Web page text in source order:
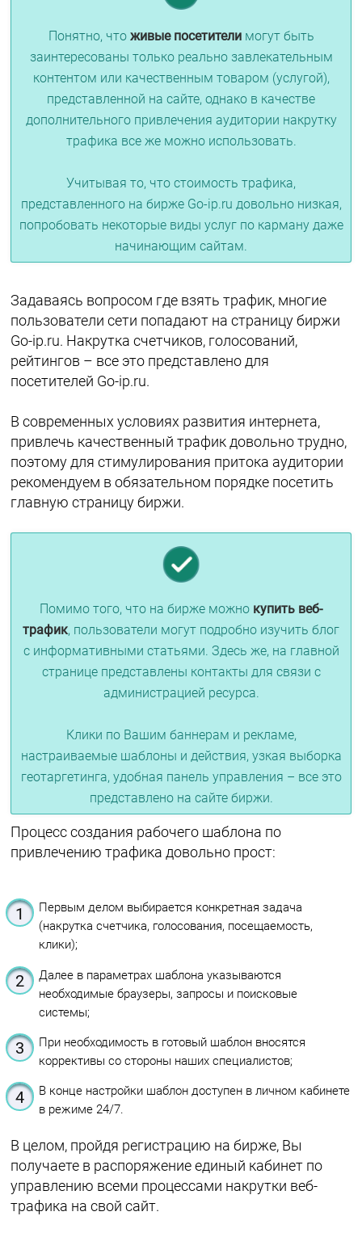
Понятно, что живые посетителимогут быть
заинтересованы только реально завлекательным
контентом или качественным товаром (услугой),
представленной на сайте, однако в качестве
дополнительного привлечения аудитории накрутку
трафика все же можно использовать.
Учитывая то, что стоимость трафика,
представленного на бирже Go-ip.ru довольно низкая,
попробовать некоторые виды услуг по карману даже
начинающим сайтам.
Задаваясь вопросом где взять трафик, многие
пользователи сети попадают на страницу биржи
Go-ip.ru. Накрутка счетчиков, голосований,
рейтингов – все это представлено для
посетителей Go-ip.ru.
В современных условиях развития интернета,
привлечь качественный трафик довольно трудно,
поэтому для стимулирования притока аудитории
рекомендуем в обязательном порядке посетить
главную страницу биржи.
Помимо того, что на бирже можно купить веб-
трафик, пользователи могут подробно изучить блог
с информативными статьями. Здесь же, на главной
странице представлены контакты для связи с
администрацией ресурса.
Клики по Вашим баннерам и рекламе,
настраиваемые шаблоны и действия, узкая выборка
геотаргетинга, удобная панель управления – все это
представлено на сайте биржи.
Процесс создания рабочего шаблона по
привлечению трафика довольно прост:
Первым делом выбирается конкретная задача
(накрутка счетчика, голосования, посещаемость,
клики);
Далее в параметрах шаблона указываются
необходимые браузеры, запросы и поисковые
системы;
При необходимость в готовый шаблон вносятся
коррективы со стороны наших специалистов;
В конце настройки шаблон доступен в личном кабинете
в режиме 24/7.
В целом, пройдя регистрацию на бирже, Вы
получаете в распоряжение единый кабинет по
управлению всеми процессами накрутки веб-
трафика на свой сайт.